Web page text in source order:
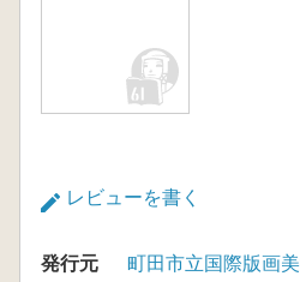
レビューを書く
発行元
町田市立国際版画